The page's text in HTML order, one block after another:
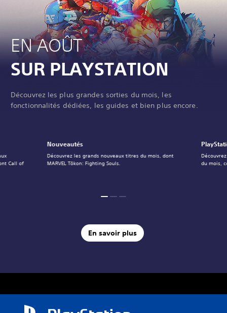
EN AOÛT
SUR PLAYSTATION
Découvrez les plus grandes sorties du mois, les
fonctionnalités dédiées, les guides et bien plus encore.
Nouveautés
Découvrez les grands nouveaux titres du mois, dont
MARVEL Tōkon: Fighting Souls.
du mois,
Call of
En savoir plus